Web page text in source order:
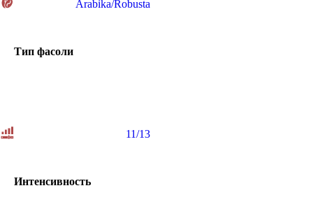
Тип фасоли
Arabika/Robusta
Интенсивность
11/13